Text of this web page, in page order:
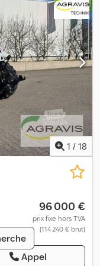
1 / 18
96 000 €
prix fixe hors TVA
(114 240 € brut)
Appel